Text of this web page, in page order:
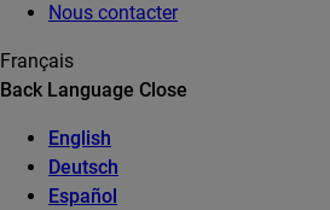
Nous contacter
Français
Back Language Close
English
Deutsch
Español